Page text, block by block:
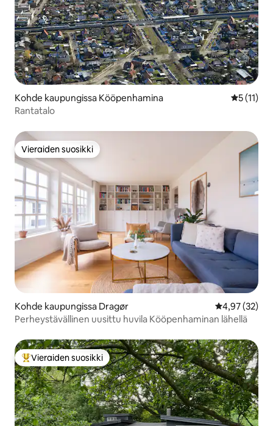
Kohde kaupungissa Kööpenhamina
5 (11)
Rantatalo
Vieraiden suosikki
Vieraiden suosikki
Kohde kaupungissa Dragør
4,97 (32)
Perheystävällinen uusittu huvila Kööpenhaminan lähellä
Vieraiden suosikkien parhaimmistoa
Vieraiden suosikki